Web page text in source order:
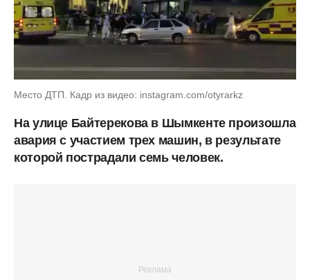
Место ДТП. Кадр из видео: instagram.com/otyrarkz
На улице Байтерекова в Шымкенте произошла
авария с участием трех машин, в результате
которой пострадали семь человек.